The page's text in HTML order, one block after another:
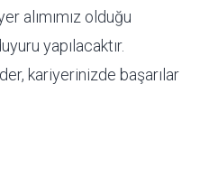
alımımız olduğu
yapılacaktır.
kariyerinizde başarılar